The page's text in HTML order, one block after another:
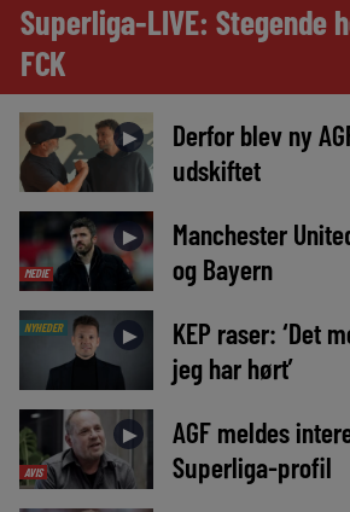
Superliga-LIVE: Stegende
FCK
►
Derfor blev ny
udskiftet
MEDIE
►
Manchester
og Bayern
NYHEDER ►
KEP raser: ‘Det
jeg har hørt’
AVIS
►
AGF meldes
Superliga-profil